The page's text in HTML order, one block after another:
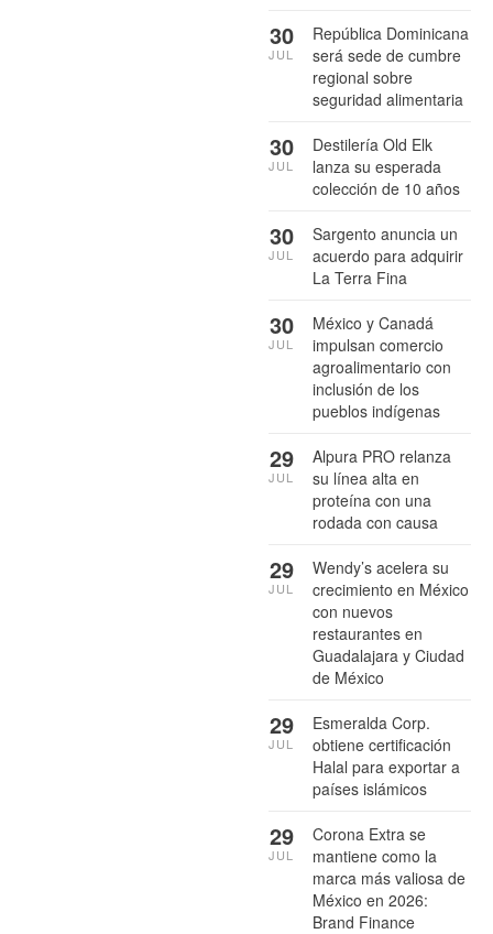
República Dominicana
será sede de cumbre
regional sobre
seguridad alimentaria
30
JUL
Destilería Old Elk
lanza su esperada
colección de 10 años
30
JUL
Sargento anuncia un
acuerdo para adquirir
La Terra Fina
30
JUL
México y Canadá
impulsan comercio
agroalimentario con
inclusión de los
pueblos indígenas
30
JUL
Alpura PRO relanza
su línea alta en
proteína con una
rodada con causa
29
JUL
Wendy’s acelera su
crecimiento en México
con nuevos
restaurantes en
Guadalajara y Ciudad
de México
29
JUL
Esmeralda Corp.
obtiene certificación
Halal para exportar a
países islámicos
29
JUL
Corona Extra se
mantiene como la
marca más valiosa de
México en 2026:
Brand Finance
29
JUL